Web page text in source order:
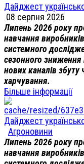
Дайджест
08 серпня 2026
Липень 2026 року
навчання
системного
сезонного
нових каналів збуту
харчування.
Більше інформації
Дайджест
Агроновини
Липень 2026 року
навчання